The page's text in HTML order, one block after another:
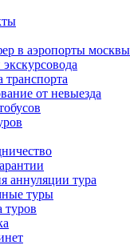
в аэропорты
транспорта
от невыезда
аннуляции тура
туры
туров